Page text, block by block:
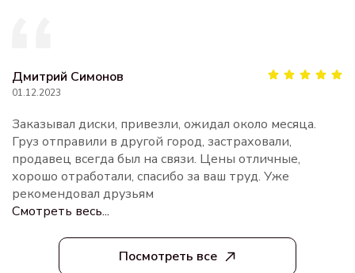
Посмотреть все
Дмитрий Симонов
01.12.2023
Заказывал диски, привезли, ожидал около месяца.
Груз отправили в другой город, застраховали,
продавец всегда был на связи. Цены отличные,
хорошо отработали, спасибо за ваш труд. Уже
рекомендовал друзьям
Смотреть весь...